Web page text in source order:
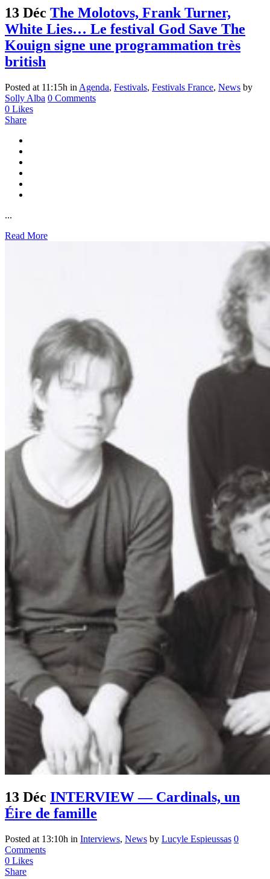
13 Déc The Molotovs, Frank Turner,
White Lies… Le festival God Save The
Kouign signe une programmation très
british
Posted at 11:15h in Agenda, Festivals, Festivals France, News by
Solly Alba 0 Comments
0 Likes
Share
...
Read More
13 Déc INTERVIEW — Cardinals, un
Éire de famille
Posted at 13:10h in Interviews, News by Lucyle Espieussas 0
Comments
0 Likes
Share